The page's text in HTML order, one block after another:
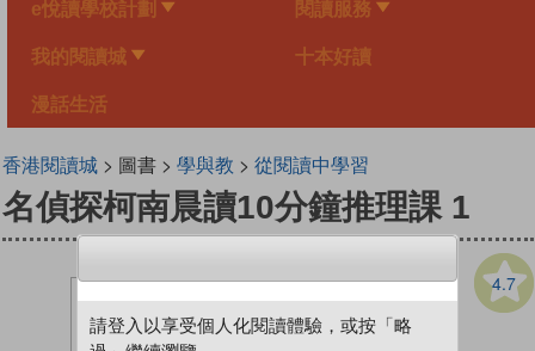
e悅讀學校計劃 閱讀服務
我的閱讀城 十本好讀
漫話生活
香港閱讀城> 圖書 > 學與教 > 從閱讀中學習
名偵探柯南晨讀10分鐘推理課 1
4.7
請登入以享受個人化閱讀體驗，或按「略